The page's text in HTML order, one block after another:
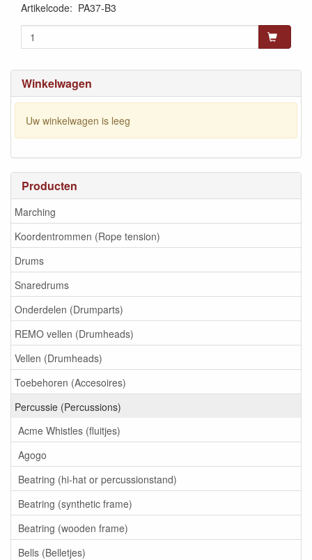
Winkelwagen
Uw winkelwagen is leeg
Producten
Marching
Koordentrommen (Rope tension)
Drums
Snaredrums
Onderdelen (Drumparts)
REMO vellen (Drumheads)
Vellen (Drumheads)
Toebehoren (Accesoires)
Percussie (Percussions)
Acme Whistles (fluitjes)
Agogo
Beatring (hi-hat or percussionstand)
Beatring (synthetic frame)
Beatring (wooden frame)
Bells (Belletjes)
Artikelcode: PA37-B3